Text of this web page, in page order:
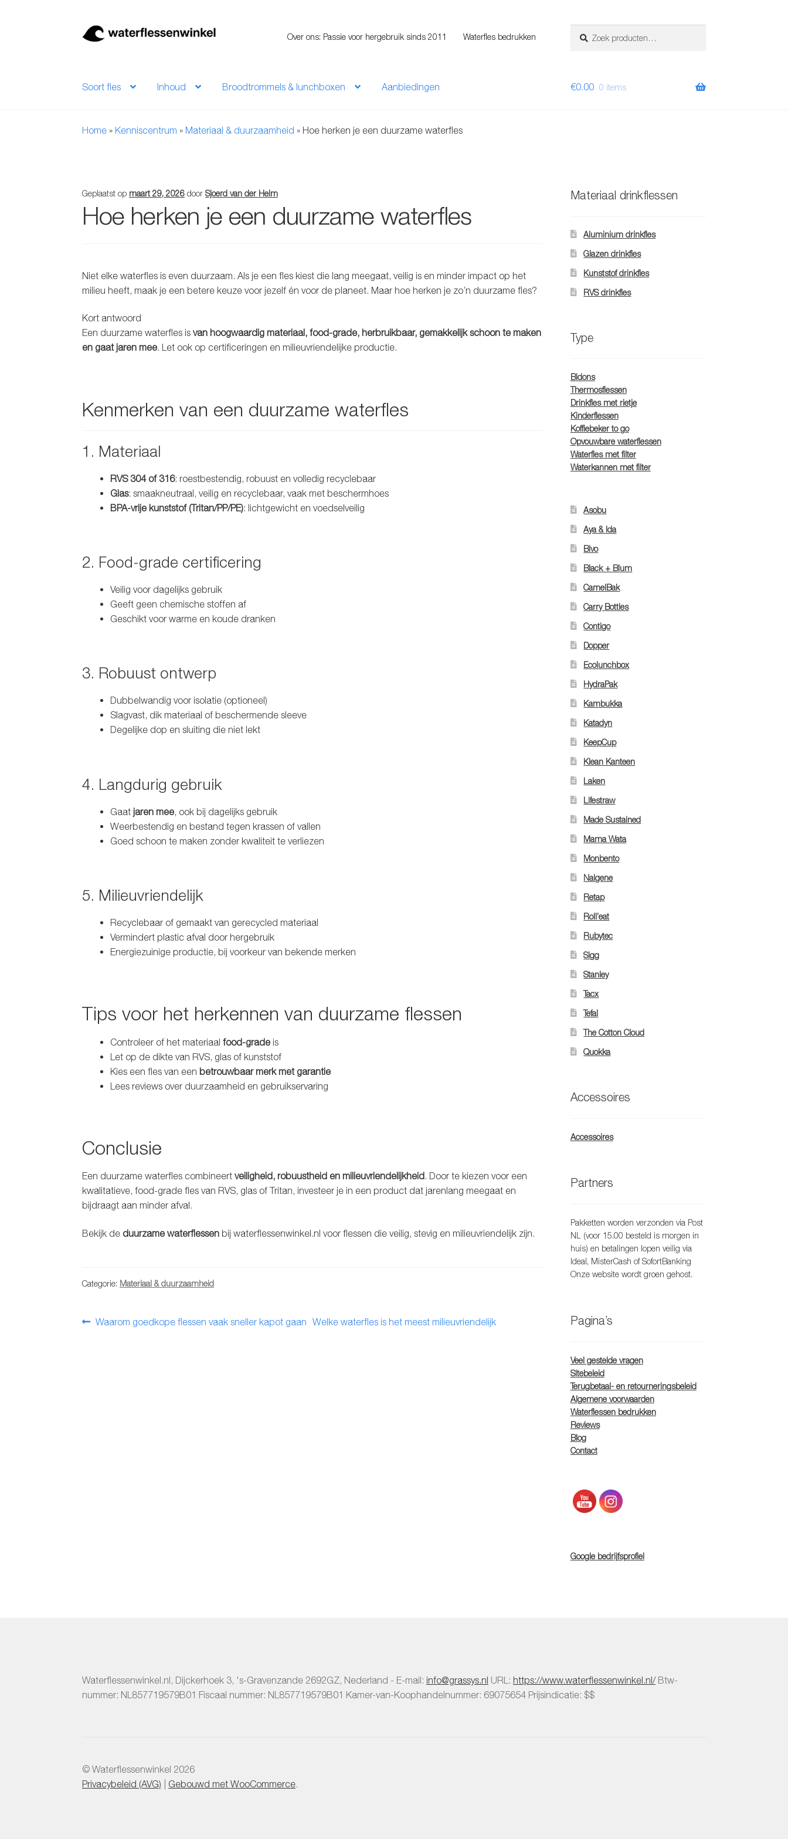
Ga
door
Ga
naar
Over ons: Passie voor hergebruik sinds 2011 Waterfles bedrukken
naar:
Soort fles Inhoud Broodtrommels & lunchboxen Aanbiedingen €0.00 0 items
Home » Kenniscentrum » Materiaal & duurzaamheid » Hoe herken je een duurzame waterfles
Geplaatst op maart 29, 2026 doorSjoerd van der Helm
Hoe herken je een duurzame waterfles
Niet elke waterfles is even duurzaam. Als je een fles kiest die lang meegaat, veilig is en minder impact op het
milieu heeft, maak je een betere keuze voor jezelf én voor de planeet. Maar hoe herken je zo’n duurzame fles?
Kort antwoord
Een duurzame waterfles isvan hoogwaardig materiaal, food-grade, herbruikbaar, gemakkelijk schoon te maken
en gaat jaren mee. Let ook op certificeringen en milieuvriendelijke productie.
Kenmerken van een duurzame waterfles
1. Materiaal
RVS 304 of 316: roestbestendig, robuust en volledig recyclebaar
Glas: smaakneutraal, veilig en recyclebaar, vaak met beschermhoes
BPA-vrije kunststof (Tritan/PP/PE): lichtgewicht en voedselveilig
2. Food-grade certificering
Veilig voor dagelijks gebruik
Geeft geen chemische stoffen af
Geschikt voor warme en koude dranken
3. Robuust ontwerp
Dubbelwandig voor isolatie (optioneel)
Slagvast, dik materiaal of beschermende sleeve
Degelijke dop en sluiting die niet lekt
4. Langdurig gebruik
Gaat jaren mee, ook bij dagelijks gebruik
Weerbestendig en bestand tegen krassen of vallen
Goed schoon te maken zonder kwaliteit te verliezen
5. Milieuvriendelijk
Recyclebaar of gemaakt van gerecycled materiaal
Vermindert plastic afval door hergebruik
Energiezuinige productie, bij voorkeur van bekende merken
Tips voor het herkennen van duurzame flessen
Controleer of het materiaalfood-grade is
Let op de dikte van RVS, glas of kunststof
Kies een fles van een betrouwbaar merk met garantie
Lees reviews over duurzaamheid en gebruikservaring
Conclusie
Een duurzame waterfles combineertveiligheid, robuustheid en milieuvriendelijkheid. Door te kiezen voor een
kwalitatieve, food-grade fles van RVS, glas of Tritan, investeer je in een product dat jarenlang meegaat en
bijdraagt aan minder afval.
Bekijk de duurzame waterflessen bij waterflessenwinkel.nl voor flessen die veilig, stevig en milieuvriendelijk zijn.
Categorie: Materiaal & duurzaamheid
Bericht
Vorig
Waarom goedkope flessen vaak sneller kapot gaan
Volgend
Welke waterfles is het meest milieuvriendelijk
Materiaal drinkflessen
Aluminium drinkfles
Glazen drinkfles
Kunststof drinkfles
RVS drinkfles
Type
Bidons
Thermosflessen
Drinkfles met rietje
Kinderflessen
Koffiebeker to go
Opvouwbare waterflessen
Waterfles met filter
Waterkannen met filter
Asobu
Aya & Ida
Bivo
Black + Blum
CamelBak
Carry Bottles
Contigo
Dopper
Ecolunchbox
HydraPak
Kambukka
Katadyn
KeepCup
Klean Kanteen
Laken
Lifestraw
Made Sustained
Mama Wata
Monbento
Nalgene
Retap
Roll’eat
Rubytec
Sigg
Stanley
Tacx
Tefal
The Cotton Cloud
Quokka
Accessoires
Accessoires
Partners
Pakketten worden verzonden via Post
NL (voor 15.00 besteld is morgen in
huis) en betalingen lopen veilig via
Ideal, MisterCash of SofortBanking
Onze website wordt groen gehost.
Pagina’s
Veel gestelde vragen
Sitebeleid
Terugbetaal- en retourneringsbeleid
Algemene voorwaarden
Waterflessen bedrukken
Reviews
Blog
Contact
Google bedrijfsprofiel
Waterflessenwinkel.nl, Dijckerhoek 3, 's-Gravenzande 2692GZ, Nederland - E-mail: info@grassys.nl URL: https://www.waterflessenwinkel.nl/ Btw-
nummer: NL857719579B01 Fiscaal nummer: NL857719579B01 Kamer-van-Koophandelnummer: 69075654 Prijsindicatie: $$
© Waterflessenwinkel 2026
Privacybeleid (AVG)
Gebouwd met WooCommerce.